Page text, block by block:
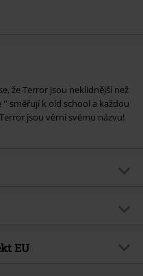
že Terror jsou neklidnější než
směřují k old school a každou
jsou věrní svému názvu!
CD
EU